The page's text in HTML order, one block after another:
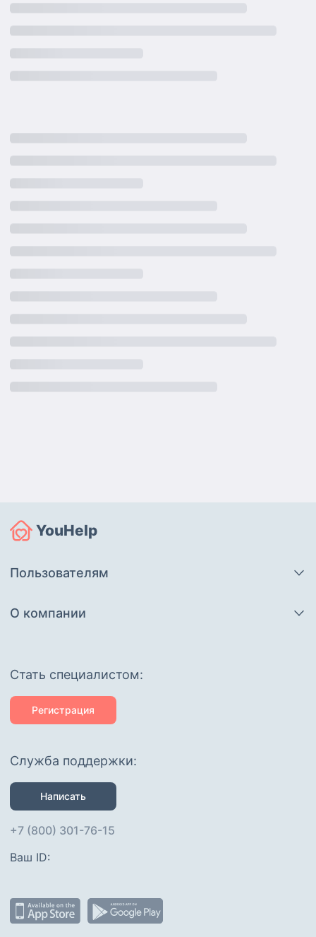
YouHelp
Пользователям
О компании
Cтать специалистом:
Регистрация
Служба поддержки:
Написать
+7 (800) 301-76-15
Ваш ID: